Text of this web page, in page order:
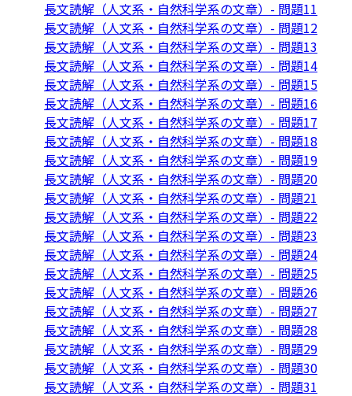
長文読解（人文系・自然科学系の文章）- 問題11
長文読解（人文系・自然科学系の文章）- 問題12
長文読解（人文系・自然科学系の文章）- 問題13
長文読解（人文系・自然科学系の文章）- 問題14
長文読解（人文系・自然科学系の文章）- 問題15
長文読解（人文系・自然科学系の文章）- 問題16
長文読解（人文系・自然科学系の文章）- 問題17
長文読解（人文系・自然科学系の文章）- 問題18
長文読解（人文系・自然科学系の文章）- 問題19
長文読解（人文系・自然科学系の文章）- 問題20
長文読解（人文系・自然科学系の文章）- 問題21
長文読解（人文系・自然科学系の文章）- 問題22
長文読解（人文系・自然科学系の文章）- 問題23
長文読解（人文系・自然科学系の文章）- 問題24
長文読解（人文系・自然科学系の文章）- 問題25
長文読解（人文系・自然科学系の文章）- 問題26
長文読解（人文系・自然科学系の文章）- 問題27
長文読解（人文系・自然科学系の文章）- 問題28
長文読解（人文系・自然科学系の文章）- 問題29
長文読解（人文系・自然科学系の文章）- 問題30
長文読解（人文系・自然科学系の文章）- 問題31